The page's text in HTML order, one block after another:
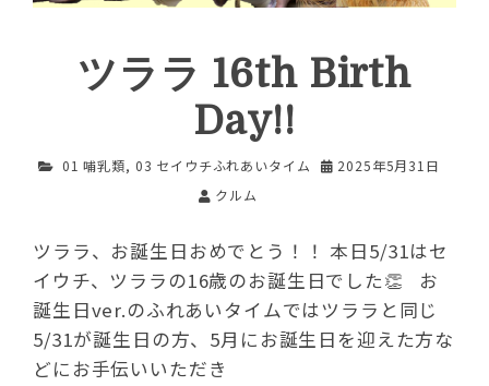
ツララ 16th Birth
Day!!
01 哺乳類, 03 セイウチふれあいタイム
2025年5月31日
クルム
ツララ、お誕生日おめでとう！！ 本日5/31はセ
イウチ、ツララの16歳のお誕生日でした👏 お
誕生日ver.のふれあいタイムではツララと同じ
5/31が誕生日の方、5月にお誕生日を迎えた方な
どにお手伝いいただき